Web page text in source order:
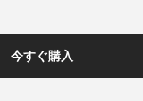
今すぐ購入